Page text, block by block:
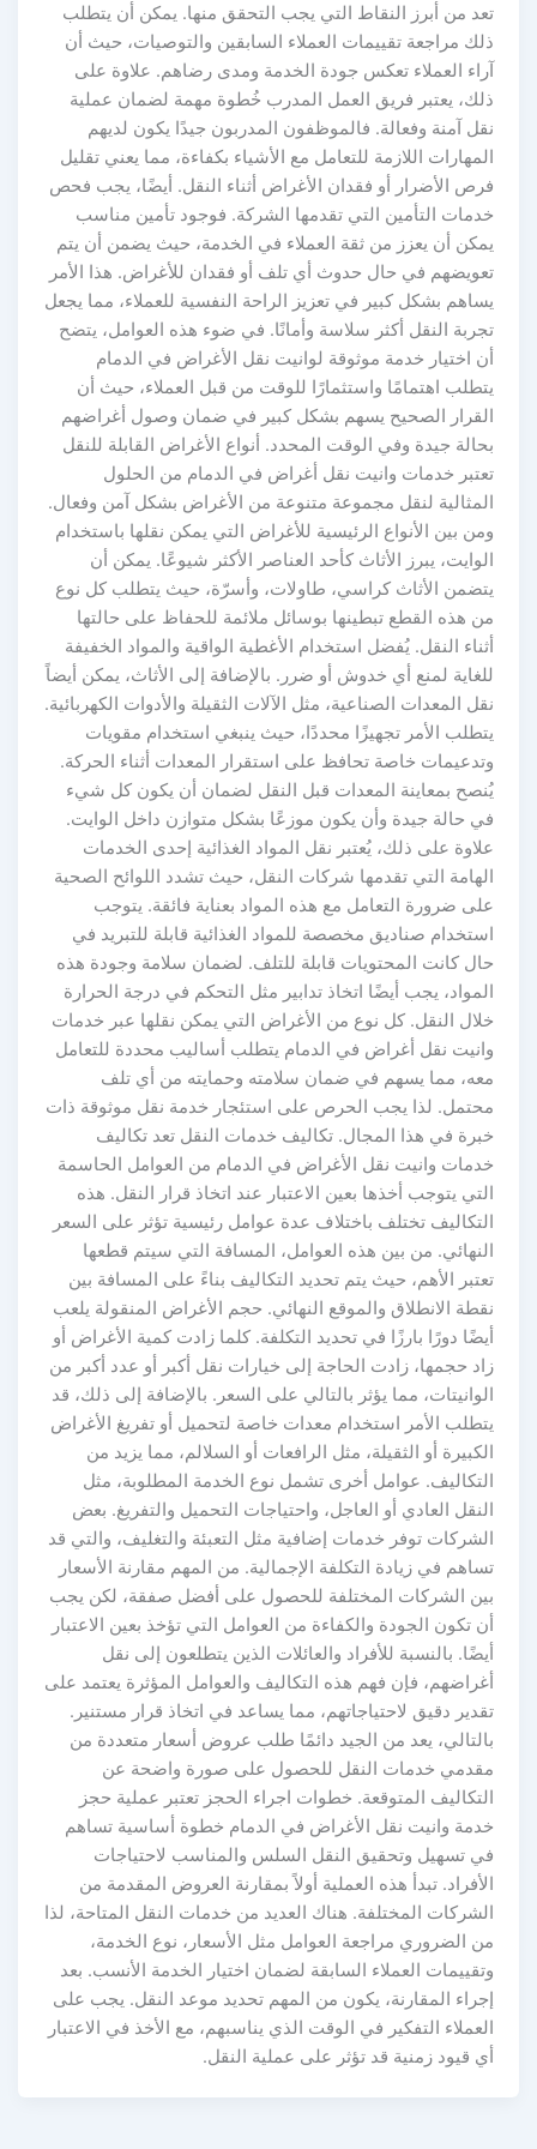
تعد من أبرز النقاط التي يجب التحقق منها. يمكن أن يتطلب
ذلك مراجعة تقييمات العملاء السابقين والتوصيات، حيث أن
آراء العملاء تعكس جودة الخدمة ومدى رضاهم. علاوة على
ذلك، يعتبر فريق العمل المدرب خُطوة مهمة لضمان عملية
نقل آمنة وفعالة. فالموظفون المدربون جيدًا يكون لديهم
المهارات اللازمة للتعامل مع الأشياء بكفاءة، مما يعني تقليل
فرص الأضرار أو فقدان الأغراض أثناء النقل. أيضًا، يجب فحص
خدمات التأمين التي تقدمها الشركة. فوجود تأمين مناسب
يمكن أن يعزز من ثقة العملاء في الخدمة، حيث يضمن أن يتم
تعويضهم في حال حدوث أي تلف أو فقدان للأغراض. هذا الأمر
يساهم بشكل كبير في تعزيز الراحة النفسية للعملاء، مما يجعل
تجربة النقل أكثر سلاسة وأمانًا. في ضوء هذه العوامل، يتضح
أن اختيار خدمة موثوقة لوانيت نقل الأغراض في الدمام
يتطلب اهتمامًا واستثمارًا للوقت من قبل العملاء، حيث أن
القرار الصحيح يسهم بشكل كبير في ضمان وصول أغراضهم
بحالة جيدة وفي الوقت المحدد. أنواع الأغراض القابلة للنقل
تعتبر خدمات وانيت نقل أغراض في الدمام من الحلول
المثالية لنقل مجموعة متنوعة من الأغراض بشكل آمن وفعال.
ومن بين الأنواع الرئيسية للأغراض التي يمكن نقلها باستخدام
الوايت، يبرز الأثاث كأحد العناصر الأكثر شيوعًا. يمكن أن
يتضمن الأثاث كراسي، طاولات، وأسرّة، حيث يتطلب كل نوع
من هذه القطع تبطينها بوسائل ملائمة للحفاظ على حالتها
أثناء النقل. يُفضل استخدام الأغطية الواقية والمواد الخفيفة
للغاية لمنع أي خدوش أو ضرر. بالإضافة إلى الأثاث، يمكن أيضاً
نقل المعدات الصناعية، مثل الآلات الثقيلة والأدوات الكهربائية.
يتطلب الأمر تجهيزًا محددًا، حيث ينبغي استخدام مقويات
وتدعيمات خاصة تحافظ على استقرار المعدات أثناء الحركة.
يُنصح بمعاينة المعدات قبل النقل لضمان أن يكون كل شيء
في حالة جيدة وأن يكون موزعًا بشكل متوازن داخل الوايت.
علاوة على ذلك، يُعتبر نقل المواد الغذائية إحدى الخدمات
الهامة التي تقدمها شركات النقل، حيث تشدد اللوائح الصحية
على ضرورة التعامل مع هذه المواد بعناية فائقة. يتوجب
استخدام صناديق مخصصة للمواد الغذائية قابلة للتبريد في
حال كانت المحتويات قابلة للتلف. لضمان سلامة وجودة هذه
المواد، يجب أيضًا اتخاذ تدابير مثل التحكم في درجة الحرارة
خلال النقل. كل نوع من الأغراض التي يمكن نقلها عبر خدمات
وانيت نقل أغراض في الدمام يتطلب أساليب محددة للتعامل
معه، مما يسهم في ضمان سلامته وحمايته من أي تلف
محتمل. لذا يجب الحرص على استئجار خدمة نقل موثوقة ذات
خبرة في هذا المجال. تكاليف خدمات النقل تعد تكاليف
خدمات وانيت نقل الأغراض في الدمام من العوامل الحاسمة
التي يتوجب أخذها بعين الاعتبار عند اتخاذ قرار النقل. هذه
التكاليف تختلف باختلاف عدة عوامل رئيسية تؤثر على السعر
النهائي. من بين هذه العوامل، المسافة التي سيتم قطعها
تعتبر الأهم، حيث يتم تحديد التكاليف بناءً على المسافة بين
نقطة الانطلاق والموقع النهائي. حجم الأغراض المنقولة يلعب
أيضًا دورًا بارزًا في تحديد التكلفة. كلما زادت كمية الأغراض أو
زاد حجمها، زادت الحاجة إلى خيارات نقل أكبر أو عدد أكبر من
الوانيتات، مما يؤثر بالتالي على السعر. بالإضافة إلى ذلك، قد
يتطلب الأمر استخدام معدات خاصة لتحميل أو تفريغ الأغراض
الكبيرة أو الثقيلة، مثل الرافعات أو السلالم، مما يزيد من
التكاليف. عوامل أخرى تشمل نوع الخدمة المطلوبة، مثل
النقل العادي أو العاجل، واحتياجات التحميل والتفريغ. بعض
الشركات توفر خدمات إضافية مثل التعبئة والتغليف، والتي قد
تساهم في زيادة التكلفة الإجمالية. من المهم مقارنة الأسعار
بين الشركات المختلفة للحصول على أفضل صفقة، لكن يجب
أن تكون الجودة والكفاءة من العوامل التي تؤخذ بعين الاعتبار
أيضًا. بالنسبة للأفراد والعائلات الذين يتطلعون إلى نقل
أغراضهم، فإن فهم هذه التكاليف والعوامل المؤثرة يعتمد على
تقدير دقيق لاحتياجاتهم، مما يساعد في اتخاذ قرار مستنير.
بالتالي، يعد من الجيد دائمًا طلب عروض أسعار متعددة من
مقدمي خدمات النقل للحصول على صورة واضحة عن
التكاليف المتوقعة. خطوات اجراء الحجز تعتبر عملية حجز
خدمة وانيت نقل الأغراض في الدمام خطوة أساسية تساهم
في تسهيل وتحقيق النقل السلس والمناسب لاحتياجات
الأفراد. تبدأ هذه العملية أولاً بمقارنة العروض المقدمة من
الشركات المختلفة. هناك العديد من خدمات النقل المتاحة، لذا
من الضروري مراجعة العوامل مثل الأسعار، نوع الخدمة،
وتقييمات العملاء السابقة لضمان اختيار الخدمة الأنسب. بعد
إجراء المقارنة، يكون من المهم تحديد موعد النقل. يجب على
العملاء التفكير في الوقت الذي يناسبهم، مع الأخذ في الاعتبار
أي قيود زمنية قد تؤثر على عملية النقل.